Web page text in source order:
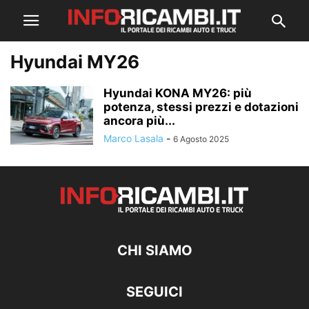
Hyundai MY26
Hyundai KONA MY26: più
potenza, stessi prezzi e dotazioni
ancora più...
Marco Lasala - 6 Agosto 2025
CHI SIAMO
SEGUICI